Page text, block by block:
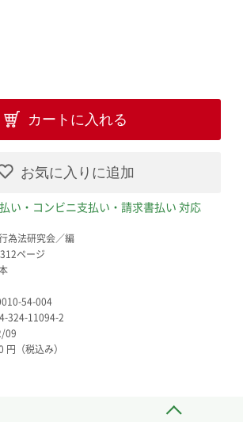
カートに入れる
お気に入りに追加
い・コンビニ支払い・請求書払い 対応
為法研究会／編
ページ
54-004
324-11094-2
09
円（税込み）